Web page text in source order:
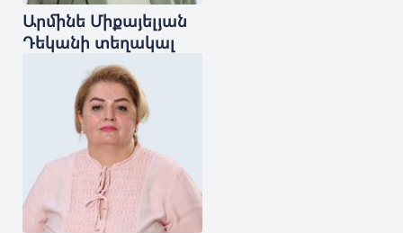
Արմինե Միքայելյան
Դեկանի տեղակալ